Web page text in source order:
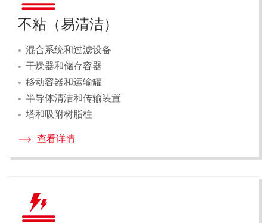
不粘（易清洁）
混合系统和过滤设备
干燥器和储存容器
移动容器和运输罐
半导体清洁和传输装置
塔和吸附树脂柱
查看详情